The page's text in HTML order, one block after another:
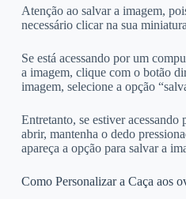
Atenção ao salvar a imagem,
necessário clicar na sua
Se está acessando por um
a imagem, clique com o botão
imagem, selecione a opção
Entretanto, se estiver
abrir, mantenha o dedo
apareça a opção para salvar a
Como Personalizar a Caça aos